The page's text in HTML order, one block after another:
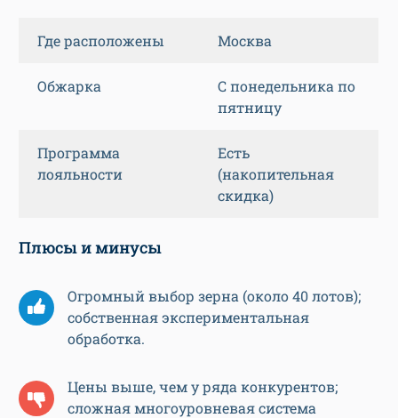
Где расположены Москва
Обжарка
С понедельника по
пятницу
Программа
лояльности
Есть
(накопительная
скидка)
Плюсы и минусы
Огромный выбор зерна (около 40 лотов);
собственная экспериментальная
обработка.
Цены выше, чем у ряда конкурентов;
сложная многоуровневая система